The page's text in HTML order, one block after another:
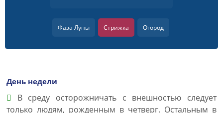
Фаза Луны Стрижка Огород
День недели
В среду осторожничать с внешностью следует
только людям, рожденным в четверг. Остальным в